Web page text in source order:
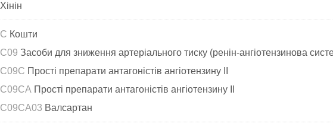
Хінін
C Кошти
C09 Засоби для зниження артеріального тиску (ренін-ангіотензинова
C09C Прості препарати антагоністів ангіотензину II
C09CA Прості препарати антагоністів ангіотензину II
C09CA03 Валсартан